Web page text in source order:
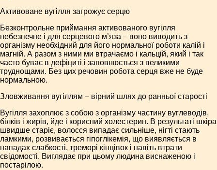
Активоване вугілля загрожує серцю
Безконтрольне приймання активованого вугілля
небезпечне і для серцевого м’яза – воно виводить з
організму необхідний для його нормальної роботи калій і
магній. А разом з ними ми втрачаємо і кальцій, який і так
часто буває в дефіциті і заповнюється з великими
труднощами. Без цих речовин робота серця вже не буде
нормальною.
Зловживання вугіллям – вірний шлях до ранньої старості
Вугілля захоплює з собою з організму частину вуглеводів,
білків і жирів, йде і корисний холестерин. В результаті шкіра
швидше старіє, волосся випадає сильніше, нігті стають
ламкими, розвивається гіпоглікемія, що виявляється в
нападах слабкості, треморі кінцівок і навіть втрати
свідомості. Виглядає при цьому людина виснаженою і
постарілою.